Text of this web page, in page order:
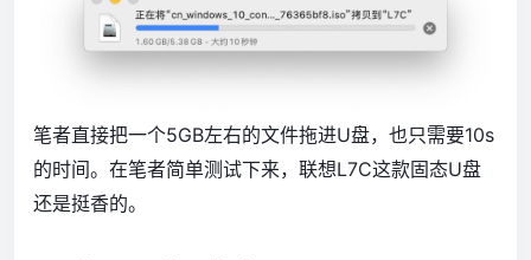
笔者直接把一个5GB左右的文件拖进U盘，也只需要10s
的时间。在笔者简单测试下来，联想L7C这款固态U盘
还是挺香的。